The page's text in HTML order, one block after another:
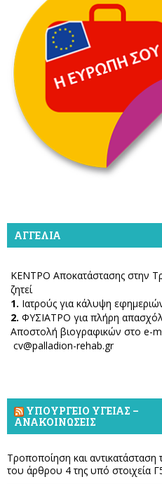
ΑΓΓΕΛΊΑ
ΚΕΝΤΡΟ Αποκατάστασης στην
ζητεί
1. Ιατρούς για κάλυψη
2. ΦΥΣΙΑΤΡΟ για πλήρη
Αποστολή βιογραφικών στο e-
cv@palladion-rehab.gr
ΥΠΟΥΡΓΕΊΟ ΥΓΕΊΑΣ –
ΑΝΑΚΟΙΝΏΣΕΙΣ
Τροποποίηση και αντικατάσταση
του άρθρου 4 της υπό στοιχεία